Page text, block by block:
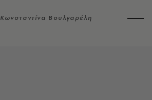
Κωνσταντίνα Βουλγαρέλη